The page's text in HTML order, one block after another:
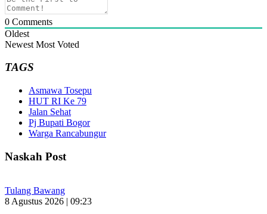
0 Comments
Oldest
Newest Most Voted
TAGS
Asmawa Tosepu
HUT RI Ke 79
Jalan Sehat
Pj Bupati Bogor
Warga Rancabungur
Naskah Post
Tulang Bawang
8 Agustus 2026 | 09:23